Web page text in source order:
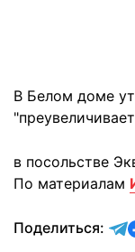
В Белом доме
в посольстве
По материалам
Поделиться: